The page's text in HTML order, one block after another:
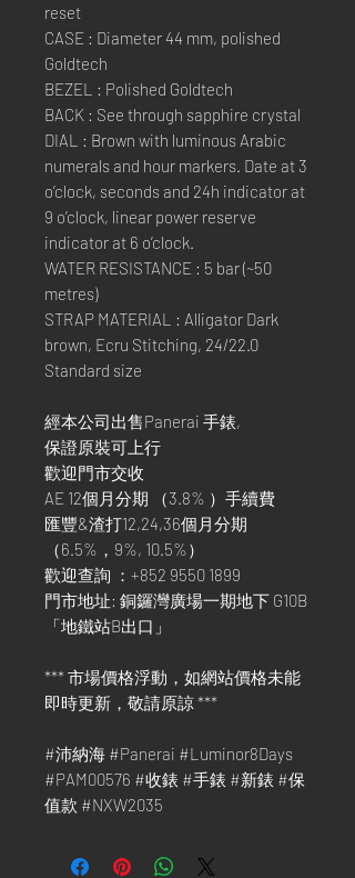
reset
CASE : Diameter 44 mm, polished
Goldtech
BEZEL : Polished Goldtech
BACK : See through sapphire crystal
DIAL : Brown with luminous Arabic
numerals and hour markers. Date at 3
o’clock, seconds and 24h indicator at
9 o’clock, linear power reserve
indicator at 6 o’clock.
WATER RESISTANCE : 5 bar (~50
metres)
STRAP MATERIAL : Alligator Dark
brown, Ecru Stitching, 24/22.0
Standard size
經本公司出售Panerai 手錶,
保證原裝可上行
歡迎門市交收
AE 12個月分期 （3.8% ）手續費
匯豐&渣打12,24,36個月分期
（6.5%，9%, 10.5%）
歡迎查詢 ：+852 9550 1899
門市地址: 銅鑼灣廣場一期地下 G10B
「地鐵站B出口」
*** 市場價格浮動，如網站價格未能
即時更新，敬請原諒 ***
#沛納海 #Panerai #Luminor8Days
#PAM00576 #收錶 #手錶 #新錶 #保
值款 #NXW2035